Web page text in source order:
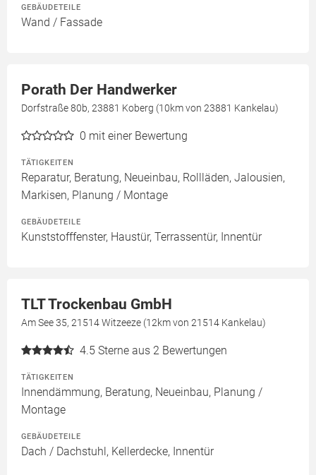
GEBÄUDETEILE
Wand / Fassade
Porath Der Handwerker
Dorfstraße 80b, 23881 Koberg (10km von 23881 Kankelau)
0 mit einer Bewertung
TÄTIGKEITEN
Reparatur, Beratung, Neueinbau, Rollläden, Jalousien,
Markisen, Planung / Montage
GEBÄUDETEILE
Kunststofffenster, Haustür, Terrassentür, Innentür
TLT Trockenbau GmbH
Am See 35, 21514 Witzeeze (12km von 21514 Kankelau)
4.5 Sterne aus 2 Bewertungen
TÄTIGKEITEN
Innendämmung, Beratung, Neueinbau, Planung /
Montage
GEBÄUDETEILE
Dach / Dachstuhl, Kellerdecke, Innentür